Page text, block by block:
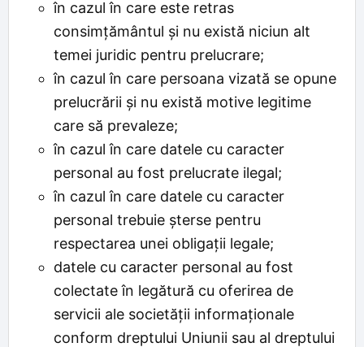
în cazul în care este retras
consimțământul și nu există niciun alt
temei juridic pentru prelucrare;
în cazul în care persoana vizată se opune
prelucrării și nu există motive legitime
care să prevaleze;
în cazul în care datele cu caracter
personal au fost prelucrate ilegal;
în cazul în care datele cu caracter
personal trebuie șterse pentru
respectarea unei obligații legale;
datele cu caracter personal au fost
colectate în legătură cu oferirea de
servicii ale societății informaționale
conform dreptului Uniunii sau al dreptului